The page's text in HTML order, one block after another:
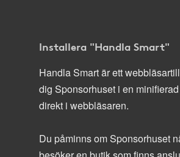
Installera "Handla Smart"
Handla Smart är ett
dig Sponsorhuset i en
direkt i webbläsaren.
Du påminns om Sponsorhuset